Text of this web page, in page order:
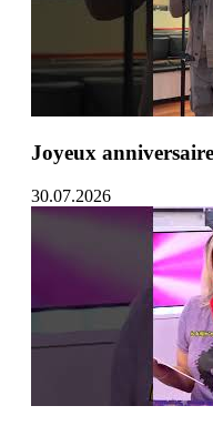
Joyeux
30.07.2026